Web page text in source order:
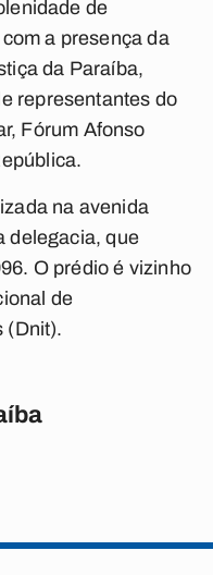
de
a presença da
da Paraíba,
representantes do
Fórum Afonso
na avenida
delegacia, que
O prédio é vizinho
de
(Dnit).